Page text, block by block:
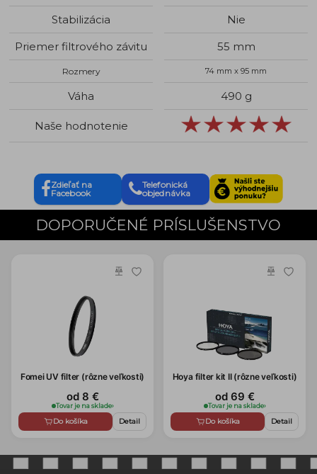
Stabilizácia
Nie
Priemer filtrového závitu
55 mm
Rozmery 74 mm x 95 mm
Váha 490 g
Naše hodnotenie
Zdieľať na
Facebook
Telefonická
objednávka
DOPORUČENÉ PRÍSLUŠENSTVO
Fomei UV filter (rôzne veľkosti)
od 8 €
Tovar je na sklade›
Do košíka Detail
Hoya filter kit II (rôzne veľkosti)
od 69 €
Tovar je na sklade›
Do košíka Detail